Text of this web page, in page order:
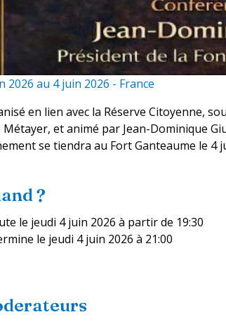
2026 au 4 juin 2026 - France
en lien avec la Réserve Citoyenne,
Métayer, et animé par Jean-Dominique
se tiendra au Fort Ganteaume le 4
?
le jeudi 4 juin 2026 à partir de 19:30
le jeudi 4 juin 2026 à 21:00